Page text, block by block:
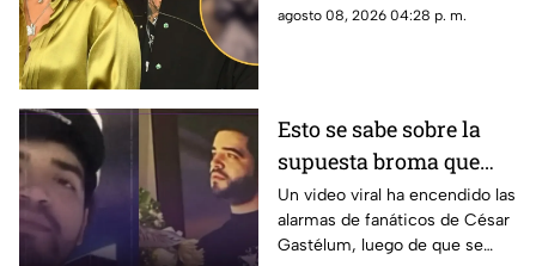
entre seguidores, en TV
agosto 08, 2026 04:28 p. m.
Esto se sabe sobre la
supuesta broma que
César Gastélum habría
hecho sobre su muerte
Un video viral ha encendido las
alarmas de fanáticos de César
Gastélum, luego de que se